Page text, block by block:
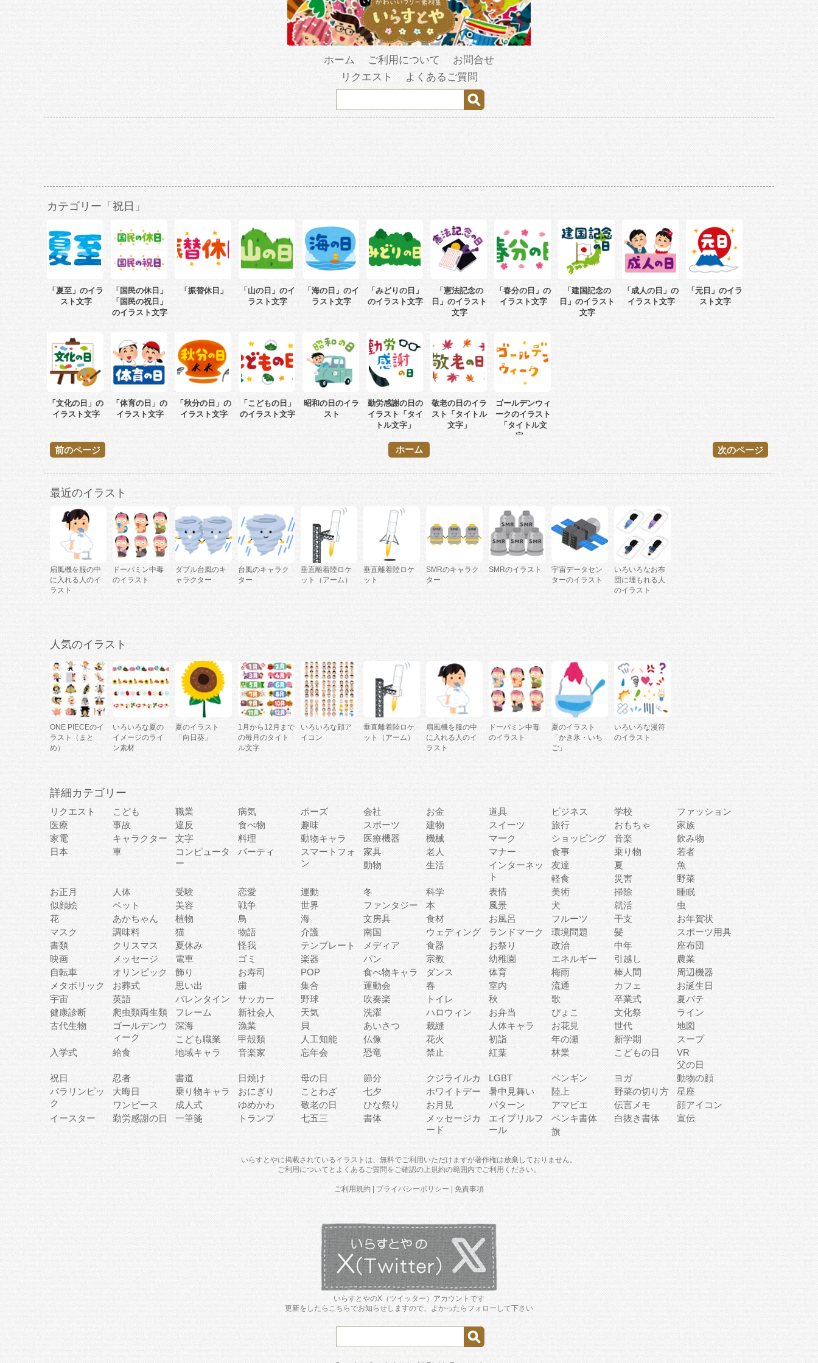
ホーム ご利用について
お問合せ
リクエスト
よくあるご質問
カテゴリー「祝日」
「夏至」のイラ
スト文字
「国民の休日」
「国民の祝日」
のイラスト文字
「振替休日」
「山の日」のイ
ラスト文字
「海の日」のイ
ラスト文字
「みどりの日」
のイラスト文字
「憲法記念の
日」のイラスト
文字
「春分の日」の
イラスト文字
「建国記念の
日」のイラスト
文字
「成人の日」の
イラスト文字
「元日」のイラ
スト文字
「文化の日」の
イラスト文字
「体育の日」の
イラスト文字
「秋分の日」の
イラスト文字
「こどもの日」
のイラスト文字
昭和の日のイラ
スト
勤労感謝の日の
イラスト「タイ
トル文字」
敬老の日のイラ
スト「タイトル
文字」
ゴールデンウィ
ークのイラスト
「タイトル文
字」
前のページ 次のページ
ホーム
最近のイラスト
扇風機を服の中
に入れる人のイ
ラスト
ドーパミン中毒
のイラスト
ダブル台風のキ
ャラクター
台風のキャラク
ター
垂直離着陸ロケ
ット（アーム）
垂直離着陸ロケ
ット
SMRのキャラク
ター
SMRのイラスト
宇宙データセン
ターのイラスト
いろいろなお布
団に埋もれる人
のイラスト
人気のイラスト
ONE PIECEのイ
ラスト（まと
め）
いろいろな夏の
イメージのライ
ン素材
夏のイラスト
「向日葵」
1月から12月まで
の毎月のタイト
ル文字
いろいろな顔ア
イコン
垂直離着陸ロケ
ット（アーム）
扇風機を服の中
に入れる人のイ
ラスト
ドーパミン中毒
のイラスト
夏のイラスト
「かき氷・いち
ご」
いろいろな漫符
のイラスト
詳細カテゴリー
リクエスト こども 職業 病気 ポーズ 会社 お金 道具 ビジネス 学校
ファッション
医療
事故 違反 食べ物 趣味 スポーツ 建物 スイーツ 旅行 おもちゃ
家族
家電
キャラクター 文字 料理 動物キャラ 医療機器 機械 マーク ショッピング 音楽
飲み物
日本
車
コンピュータ
ー
パーティ
スマートフォ
ン
家具 老人 マナー 食事 乗り物
若者
動物
生活
インターネッ
ト
友達 夏
魚
軽食
災害
野菜
お正月
人体 受験 恋愛 運動 冬 科学 表情 美術 掃除
睡眠
似顔絵
ペット 美容 戦争 世界 ファンタジー 本 風景 犬 就活
虫
花
あかちゃん 植物 鳥 海 文房具 食材 お風呂 フルーツ 干支
お年賀状
マスク
調味料 猫 物語 介護 南国 ウェディング ランドマーク 環境問題 髪
スポーツ用具
書類
クリスマス 夏休み 怪我 テンプレート メディア 食器 お祭り 政治 中年
座布団
映画
メッセージ 電車 ゴミ 楽器 パン 宗教 幼稚園 エネルギー 引越し
農業
自転車
オリンピック 飾り お寿司 POP 食べ物キャラ ダンス 体育 梅雨 棒人間
周辺機器
メタボリック
お葬式 思い出 歯 集合 運動会 春 室内 流通 カフェ
お誕生日
宇宙
英語 バレンタイン サッカー 野球 吹奏楽 トイレ 秋 歌 卒業式
夏バテ
健康診断
爬虫類両生類 フレーム 新社会人 天気 洗濯 ハロウィン お弁当 ぴょこ 文化祭
ライン
古代生物
ゴールデンウ
ィーク
深海 漁業 貝 あいさつ 裁縫 人体キャラ お花見 世代
地図
こども職業
甲殻類 人工知能 仏像 花火 初詣 年の瀬 新学期
スープ
入学式
給食 地域キャラ 音楽家 忘年会 恐竜 禁止 紅葉 林業 こどもの日
VR
父の日
祝日
忍者 書道 日焼け 母の日 節分 クジライルカ LGBT ペンギン ヨガ
動物の顔
パラリンピッ
ク
大晦日 乗り物キャラ おにぎり ことわざ 七夕 ホワイトデー 暑中見舞い 陸上 野菜の切り方
星座
ワンピース
成人式 ゆめかわ 敬老の日 ひな祭り お月見 パターン アマビエ 伝言メモ
顔アイコン
イースター
勤労感謝の日 一筆箋 トランプ 七五三 書体
メッセージカ
ード
エイプリルフ
ール
ペンキ書体 白抜き書体
宣伝
旗
いらすとやに掲載されているイラストは、無料でご利用いただけますが著作権は放棄しておりません。
ご利用について と よくあるご質問をご確認の上規約の範囲内でご利用ください。
ご利用規約 プライバシーポリシー |免責事項
いらすとやのX（ツイッター）アカウントです
更新をしたらこちらでお知らせしますので、よかったらフォローして下さい